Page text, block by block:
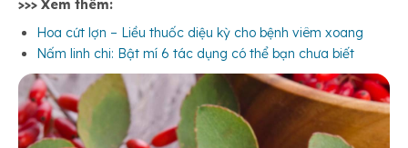
>>> Xem thêm:
Hoa cứt lợn – Liều thuốc diệu kỳ cho bệnh viêm xoang
Nấm linh chi: Bật mí 6 tác dụng có thể bạn chưa biết